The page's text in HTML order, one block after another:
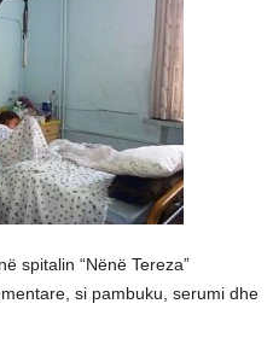
spitalin “Nënë Tereza”
si pambuku, serumi dhe